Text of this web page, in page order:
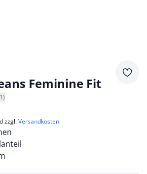
Feminine Fit
zzgl.Versandkosten